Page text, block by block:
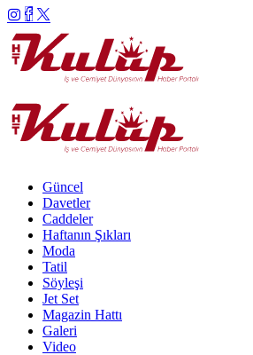
Güncel
Davetler
Caddeler
Haftanın Şıkları
Moda
Tatil
Söyleşi
Jet Set
Magazin Hattı
Galeri
Video